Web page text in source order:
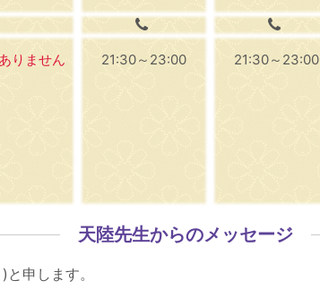
りません 21:30～23:00 21:30～23:00
天陸先生からのメッセージ
申します。